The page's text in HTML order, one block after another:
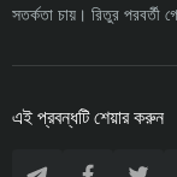
সতর্কতা চায়। রিতুর পরবর্তী
এই প্রবন্ধটি শেয়ার করুন